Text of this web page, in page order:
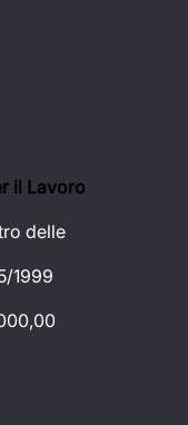
il Lavoro
delle
1999